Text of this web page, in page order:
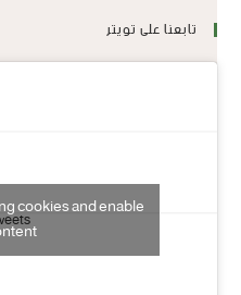
تابعنا على تويتر
cookies and enable